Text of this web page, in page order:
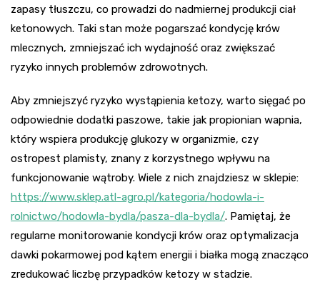
zapasy tłuszczu, co prowadzi do nadmiernej produkcji ciał
ketonowych. Taki stan może pogarszać kondycję krów
mlecznych, zmniejszać ich wydajność oraz zwiększać
ryzyko innych problemów zdrowotnych.
Aby zmniejszyć ryzyko wystąpienia ketozy, warto sięgać po
odpowiednie dodatki paszowe, takie jak propionian wapnia,
który wspiera produkcję glukozy w organizmie, czy
ostropest plamisty, znany z korzystnego wpływu na
funkcjonowanie wątroby. Wiele z nich znajdziesz w sklepie:
https://www.sklep.atl-agro.pl/kategoria/hodowla-i-
rolnictwo/hodowla-bydla/pasza-dla-bydla/. Pamiętaj, że
regularne monitorowanie kondycji krów oraz optymalizacja
dawki pokarmowej pod kątem energii i białka mogą znacząco
zredukować liczbę przypadków ketozy w stadzie.